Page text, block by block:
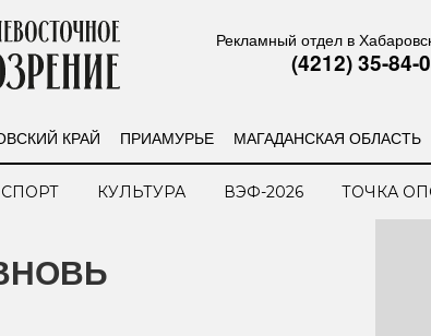
Рекламный отдел в
(4212) 35-84-
КРАЙ ПРИАМУРЬЕ МАГАДАНСКАЯ ОБЛАСТЬ
СПОРТ КУЛЬТУРА ВЭФ-2026 ТОЧКА